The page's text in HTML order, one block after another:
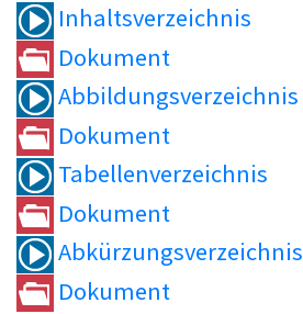
Inhaltsverzeichnis
Dokument
Abbildungsverzeichnis
Dokument
Tabellenverzeichnis
Dokument
Abkürzungsverzeichnis
Dokument